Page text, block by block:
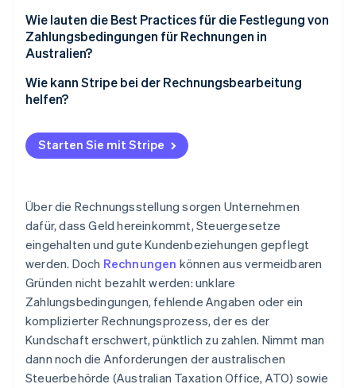
Sie liefern wichtige Geschäftseinblicke
GST richtig anwenden
Bewahren Sie Rechnungsunterlagen mindestens
Nutzen Sie digitale Rechnungsstellung und
Ziehen Sie die elektronische Rechnungsstellung für
schnellere und sicherere Transaktionen in Betracht
Situationen
Mitarbeiter/innen schulen und Compliance
regelmäßig überprüfen
Wie lauten die Best Practices für die Festlegung von
Zahlungsbedingungen für Rechnungen in
Australien?
Verwenden Sie klare und Standard-
Zahlungsbedingungen
Bedingungen im Voraus kommunizieren und
Zustimmung einholen
Informieren Sie sich über Ihre Rechte bei
Nichtzahlung
Wie kann Stripe bei der Rechnungsbearbeitung
helfen?
Schnelle Rechnungserstellung
Automatische Liefer- und Zahlungserinnerungen
Billing für wiederkehrende Rechnungen
Integrierte Tracking- und Abgleichsfunktion
Starten Sie mit Stripe
Über die Rechnungsstellung sorgen Unternehmen
dafür, dass Geld hereinkommt, Steuergesetze
eingehalten und gute Kundenbeziehungen gepflegt
werden. Doch Rechnungen können aus vermeidbaren
Gründen nicht bezahlt werden: unklare
Zahlungsbedingungen, fehlende Angaben oder ein
komplizierter Rechnungsprozess, der es der
Kundschaft erschwert, pünktlich zu zahlen. Nimmt man
dann noch die Anforderungen der australischen
Steuerbehörde (Australian Taxation Office, ATO) sowie